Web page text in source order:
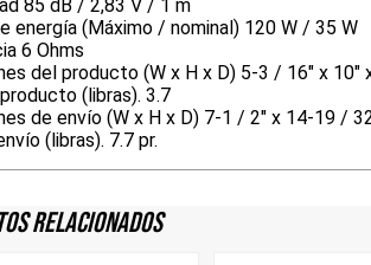
85 dB / 2,83 V / 1 m
energía (Máximo / nominal) 120 W / 35 W
6 Ohms
del producto (W x H x D) 5-3 / 16" x 10"
(libras). 3.7
de envío (W x H x D) 7-1 / 2" x 14-19 /
(libras). 7.7 pr.
Relacionados